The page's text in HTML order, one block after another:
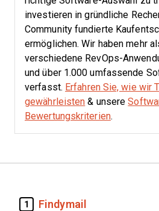
investieren in gründliche
Community fundierte
ermöglichen. Wir haben mehr
verschiedene RevOps-
und über 1.000 umfassende
verfasst. Erfahren Sie, wie wir
gewährleisten & unsere
Bewertungskriterien.
1 Findymail